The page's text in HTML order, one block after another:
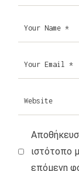
ιστότοπο
επόμενη